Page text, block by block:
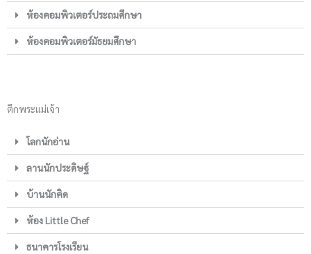
ห้องคอมพิวเตอร์ประถมศึกษา
ห้องคอมพิวเตอร์มัธยมศึกษา
ตึกพระแม่เจ้า
โลกนักอ่าน
ลานนักประดิษฐ์
บ้านนักคิด
ห้อง Little Chef
ธนาคารโรงเรียน